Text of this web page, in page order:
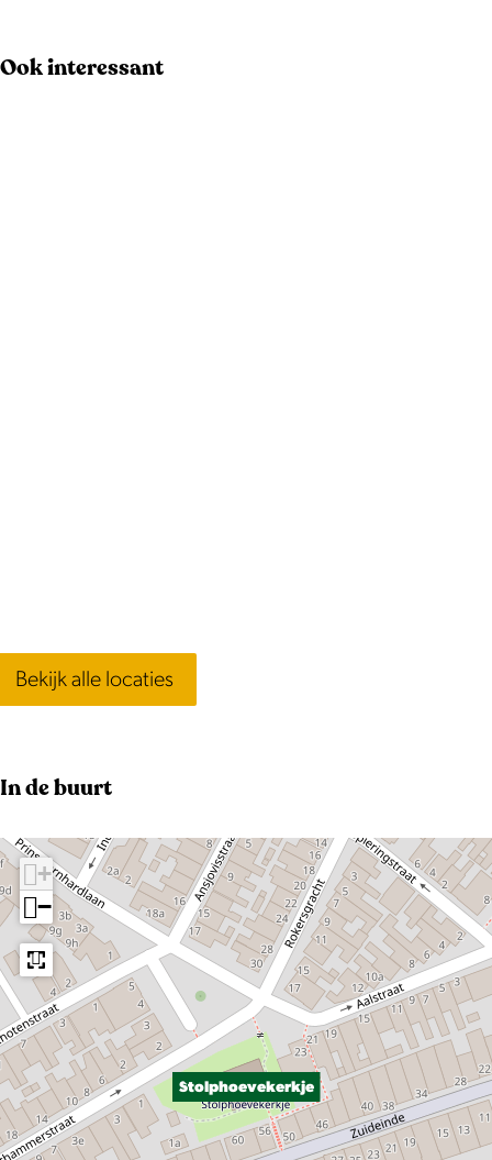
Ook interessant
Bekijk alle locaties
In de buurt
Stolphoevekerkje
+
−